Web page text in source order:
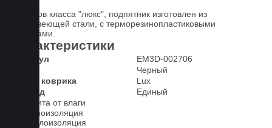
У ковров класса "люкс", подпятник изготовлен из
нержавеющей стали, с терморезинопластиковыми
вставками.
Характеристики
Артикул
EM3D-002706
Черный
Класс коврика
Lux
2-й ряд
Единый
Защита от влаги
Шумоизоляция
Теплоизоляция